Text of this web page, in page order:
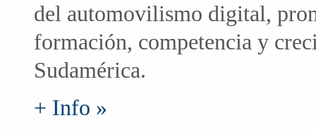
del automovilismo digital,
formación, competencia y
Sudamérica.
+ Info »